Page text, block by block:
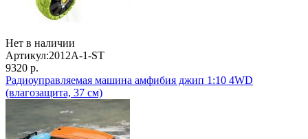
Нет в наличии
Артикул:2012A-1-ST
9320 р.
Радиоуправляемая машина амфибия джип 1:10 4WD
(влагозащита, 37 см)